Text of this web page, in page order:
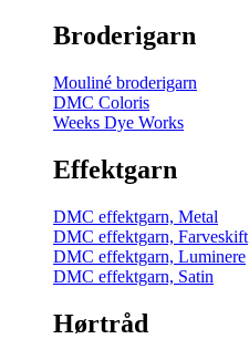
Broderigarn
Mouliné broderigarn
DMC Coloris
Weeks Dye Works
Effektgarn
DMC effektgarn, Metal
DMC effektgarn, Farveskift
DMC effektgarn, Luminere
DMC effektgarn, Satin
Hørtråd